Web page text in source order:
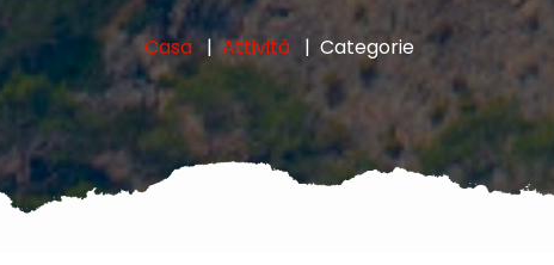
Casa Attività Categorie